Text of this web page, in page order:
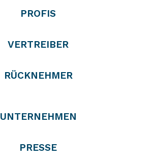
PROFIS
VERTREIBER
RÜCKNEHMER
UNTERNEHMEN
PRESSE